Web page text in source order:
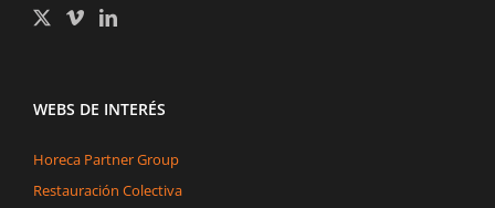
WEBS DE INTERÉS
Horeca Partner Group
Restauración Colectiva